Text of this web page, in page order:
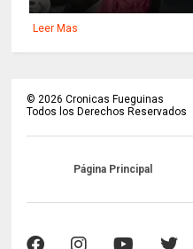
Leer Mas
©2026 Cronicas Fueguinas
Todos los Derechos Reservados
Página Principal